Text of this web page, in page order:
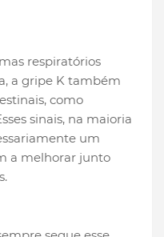
respiratórios
a gripe K também
como
sinais, na maioria
um
a melhorar junto